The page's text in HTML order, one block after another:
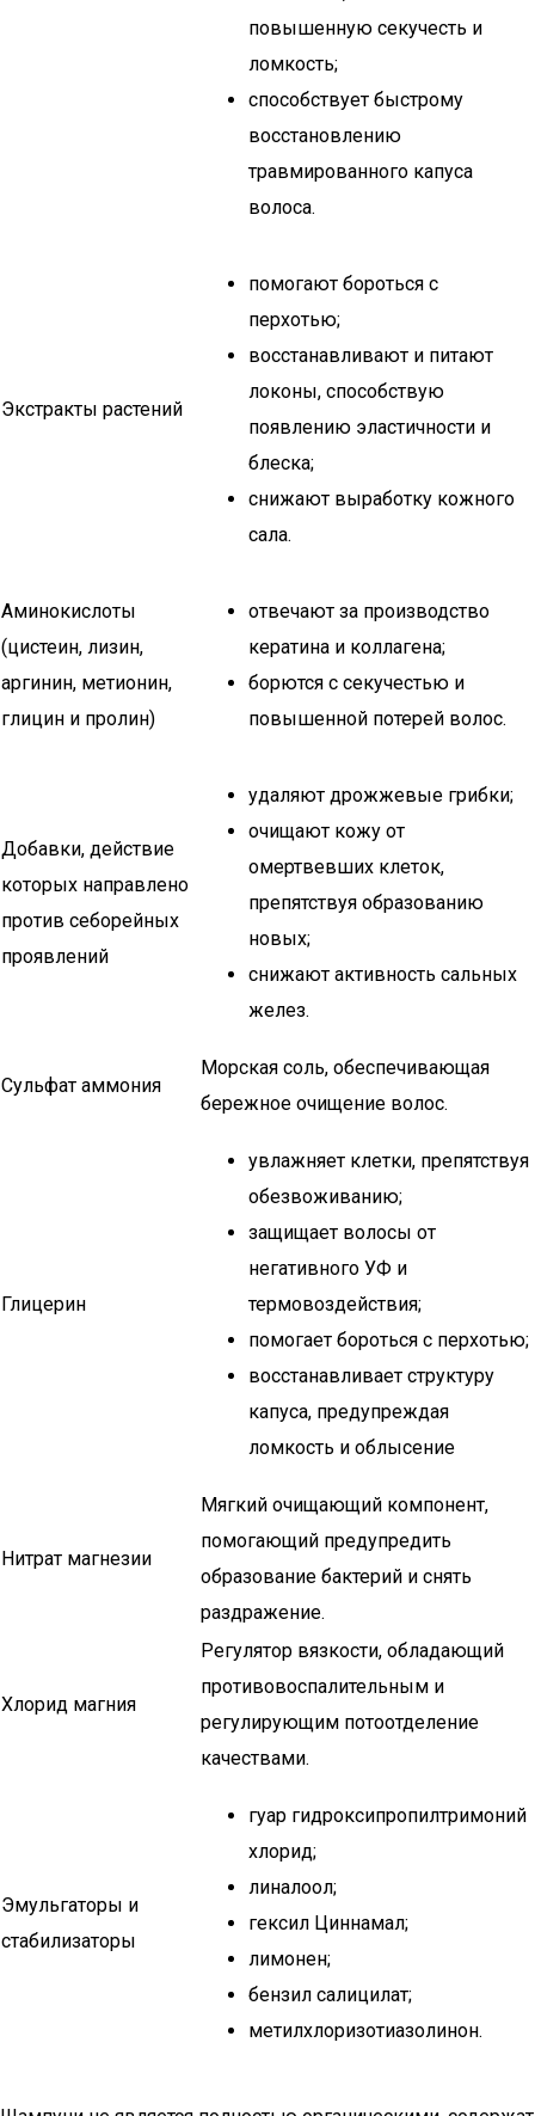
повышенную секучесть и
ломкость;
способствует быстрому
восстановлению
травмированного капуса
волоса.
Экстракты растений
помогают бороться с
перхотью;
восстанавливают и питают
локоны, способствую
появлению эластичности и
блеска;
снижают выработку кожного
сала.
Аминокислоты
(цистеин, лизин,
аргинин, метионин,
глицин и пролин)
отвечают за производство
кератина и коллагена;
борются с секучестью и
повышенной потерей волос.
Добавки, действие
которых направлено
против себорейных
проявлений
удаляют дрожжевые грибки;
очищают кожу от
омертвевших клеток,
препятствуя образованию
новых;
снижают активность сальных
желез.
Сульфат аммония
Морская соль, обеспечивающая
бережное очищение волос.
Глицерин
увлажняет клетки, препятствуя
обезвоживанию;
защищает волосы от
негативного УФ и
термовоздействия;
помогает бороться с перхотью;
восстанавливает структуру
капуса, предупреждая
ломкость и облысение
Нитрат магнезии
Мягкий очищающий компонент,
помогающий предупредить
образование бактерий и снять
раздражение.
Хлорид магния
Регулятор вязкости, обладающий
противовоспалительным и
регулирующим потоотделение
качествами.
Эмульгаторы и
стабилизаторы
гуар гидроксипропилтримоний
хлорид;
линалоол;
гексил Циннамал;
лимонен;
бензил салицилат;
метилхлоризотиазолинон.